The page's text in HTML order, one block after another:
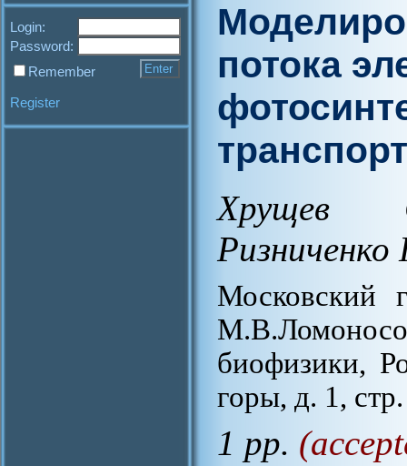
Login:
Password:
Remember
Register
потока
Хрущев
Московский
биофизики,
горы, д. 1,
1 pp.